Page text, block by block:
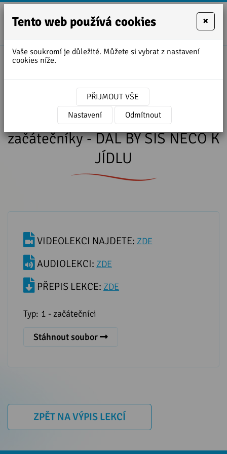
950
Úvodní stránka
NĚCO K JÍDLU
Cvičení angličtiny pro
začátečníky - DAL BY SIS NĚCO K
JÍDLU
VIDEOLEKCI NAJDETE: ZDE
AUDIOLEKCI: ZDE
PŘEPIS LEKCE: ZDE
Typ: 1 - začátečníci
Stáhnout soubor
ZPĚT NA VÝPIS LEKCÍ
Tento web používá cookies ×
Vaše soukromí je důležité. Můžete si vybrat z nastavení
cookies níže.
PŘIJMOUT VŠE
Nastavení
Odmítnout